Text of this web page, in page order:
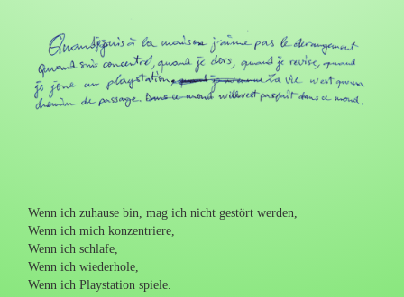
Wenn ich zuhause bin, mag ich nicht gestört werden,
Wenn ich mich konzentriere,
Wenn ich schlafe,
Wenn ich wiederhole,
Wenn ich Playstation spiele.